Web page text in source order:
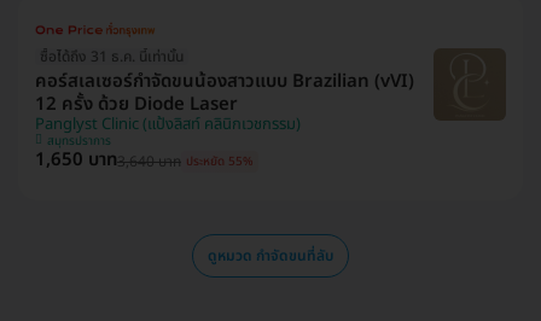
ซื้อได้ถึง 31 ธ.ค. นี้เท่านั้น
คอร์สเลเซอร์กำจัดขนน้องสาวแบบ Brazilian (vVI)
12 ครั้ง ด้วย Diode Laser
Panglyst Clinic (แป้งลิสท์ คลินิกเวชกรรม)
สมุทรปราการ
1,650 บาท3,640 บาท ประหยัด 55%
ดูหมวด กำจัดขนที่ลับ